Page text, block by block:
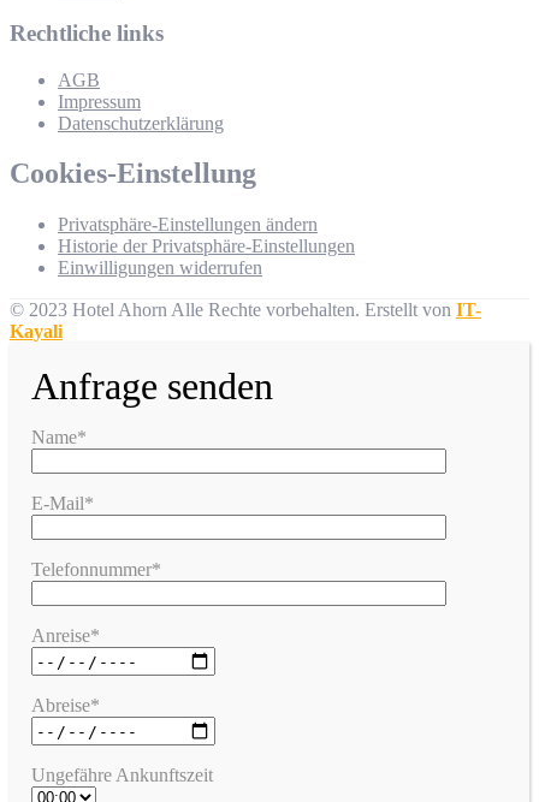
Rechtliche links
AGB
Impressum
Datenschutzerklärung
Cookies-Einstellung
Privatsphäre-Einstellungen ändern
Historie der Privatsphäre-Einstellungen
Einwilligungen widerrufen
© 2023 Hotel Ahorn Alle Rechte vorbehalten. Erstellt von IT-
Kayali
Anfrage senden
Name*
E-Mail*
Telefonnummer*
Anreise*
Abreise*
Ungefähre Ankunftszeit